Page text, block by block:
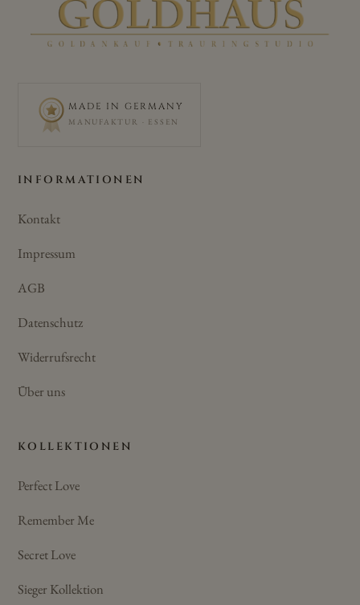
MADE IN GERMANY
MANUFAKTUR · ESSEN
INFORMATIONEN
Kontakt
Impressum
AGB
Datenschutz
Widerrufsrecht
Über uns
KOLLEKTIONEN
Perfect Love
Remember Me
Secret Love
Sieger Kollektion